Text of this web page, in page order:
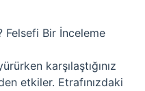
Felsefi Bir İnceleme
karşılaştığınız
etkiler. Etrafınızdaki